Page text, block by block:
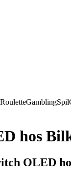
RouletteGamblingSpil
hos
OLED